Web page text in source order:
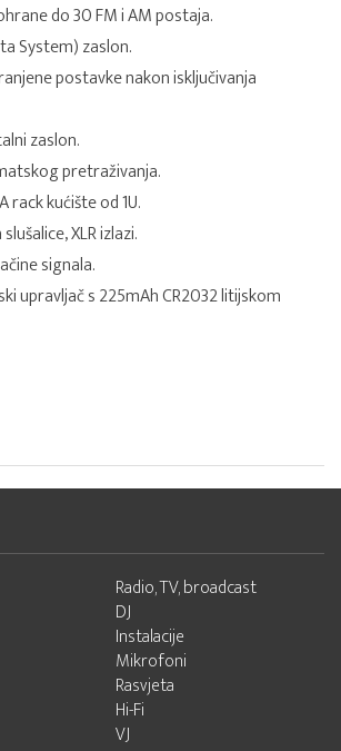
do 30 FM i AM postaja.
System) zaslon.
postavke nakon isključivanja
zaslon.
pretraživanja.
rack kućište od 1U.
XLR izlazi.
signala.
upravljač s 225mAh CR2032 litijskom
Radio, TV, broadcast
DJ
Instalacije
Mikrofoni
Rasvjeta
Hi-Fi
VJ